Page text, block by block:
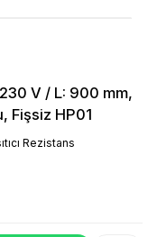
V / L: 900 mm,
Fişsiz HP01
Rezistans